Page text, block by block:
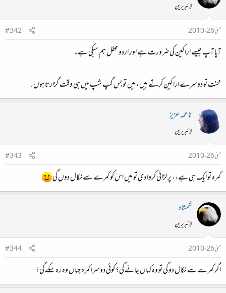
لائبریرین
مئی 26، 2010
#342
آپا آپ جیسے اراکین کی ضرورت ہے اور اردو محفل ہم سبکی ہے۔
محنت تو دوسرے اراکین کرتے ہیں، میں تو بس گپ شپ میں ہی وقت گزارتا ہوں۔
ناعمہ عزیز
لائبریرین
مئی 26، 2010
#343
کمرہ تو ایک ہی ہے،، پر لڑائی کروا دی تو میں اس کو کمرے سے نکال دوں گی
شمشاد
لائبریرین
مئی 26، 2010
#344
اگر کمرے سے نکال دو گی تو وہ کہاں جائے گی؟ کوئی دوسرا کمرہ جہاں وہ رہ سکے گی؟